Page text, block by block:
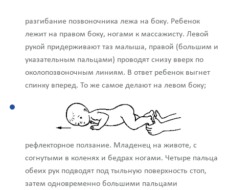
разгибание позвоночника лежа на боку. Ребенок
лежит на правом боку, ногами к массажисту. Левой
рукой придерживают таз малыша, правой (большим и
указательным пальцами) проводят снизу вверх по
околопозвоночным линиям. В ответ ребенок выгнет
спинку вперед. То же самое делают на левом боку;
рефлекторное ползание. Младенец на животе, с
согнутыми в коленях и бедрах ногами. Четыре пальца
обеих рук подводят под тыльную поверхность стоп,
затем одновременно большими пальцами